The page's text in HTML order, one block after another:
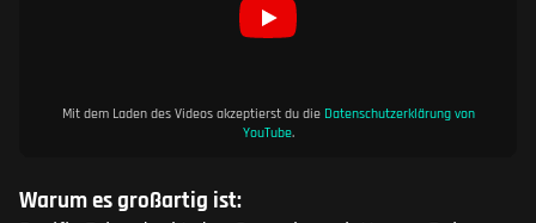
Mit dem Laden des Videos akzeptierst du die Datenschutzerklärung von
YouTube.
Warum es großartig ist: